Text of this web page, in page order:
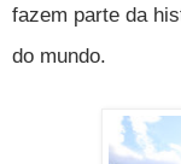
fazem parte da
do mundo.